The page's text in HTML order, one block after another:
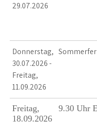
29.07.2026
Donnerstag,
30.07.2026 -
Freitag,
11.09.2026
Freitag,
18.09.2026
9.30 Uhr